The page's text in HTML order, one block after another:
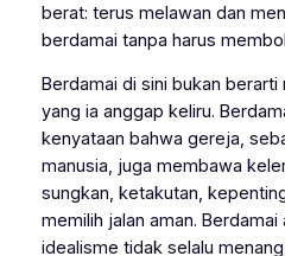
berat: terus melawan dan
berdamai tanpa harus
Berdamai di sini bukan
yang ia anggap keliru.
kenyataan bahwa gereja,
manusia, juga membawa
sungkan, ketakutan,
memilih jalan aman.
idealisme tidak selalu